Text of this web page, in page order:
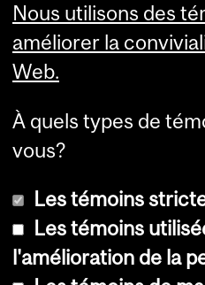
© Université
Nous utilisons des
améliorer la
Web.
À quels types de
vous?
Les témoins
Les témoins
l'amélioration de la